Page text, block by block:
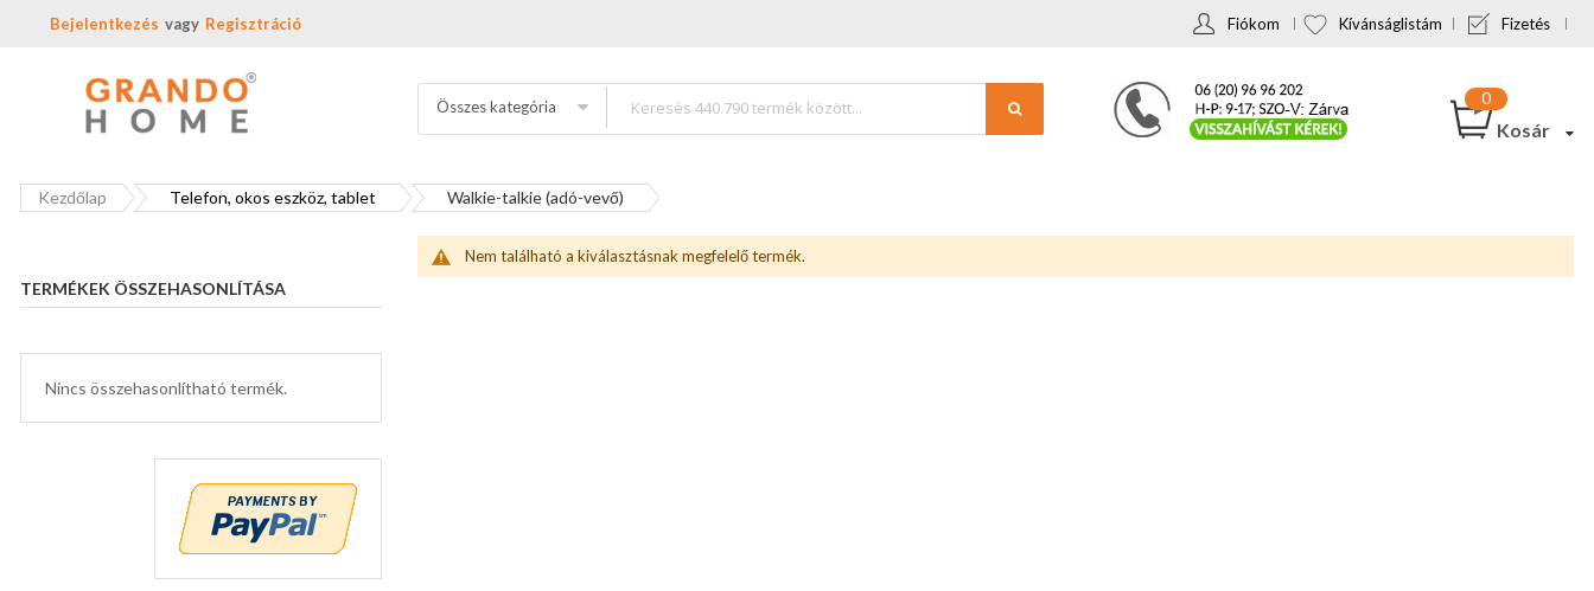
Bejelentkezés Regisztráció Fiókom Kívánságlistám Fizetés
Összes kategória
Kosár
Kezdőlap Telefon, okos eszköz, tablet Walkie-talkie (adó-vevő)
Nem található a kiválasztásnak megfelelő termék.
TERMÉKEK ÖSSZEHASONLÍTÁSA
Nincs összehasonlítható termék.